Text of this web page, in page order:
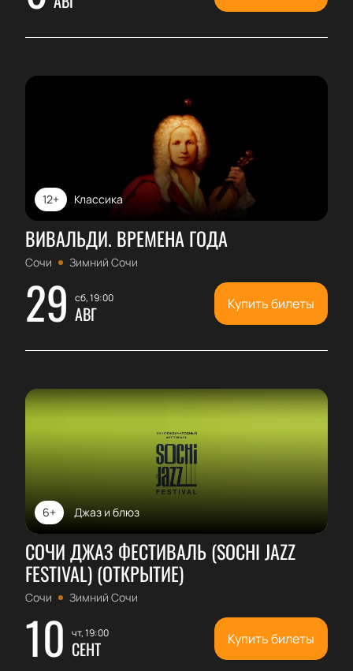
Классика
12+
ВИВАЛЬДИ. ВРЕМЕНА ГОДА
Сочи Зимний Сочи
29 сб, 19:00
АВГ Купить билеты
Джаз и блюз
6+
СОЧИ ДЖАЗ ФЕСТИВАЛЬ (SOCHI JAZZ
FESTIVAL) (ОТКРЫТИЕ)
Сочи Зимний Сочи
10 чт, 19:00
СЕНТ Купить билеты